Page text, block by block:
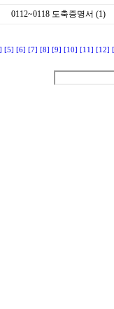
0112~0118 도축증명서 (1)
[5] [6] [7] [8] [9] [10] [11] [12]